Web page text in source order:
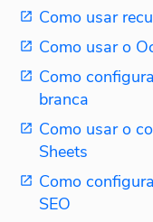
Como usar
Como usar o
Como
branca
Como usar o
Sheets
Como
SEO